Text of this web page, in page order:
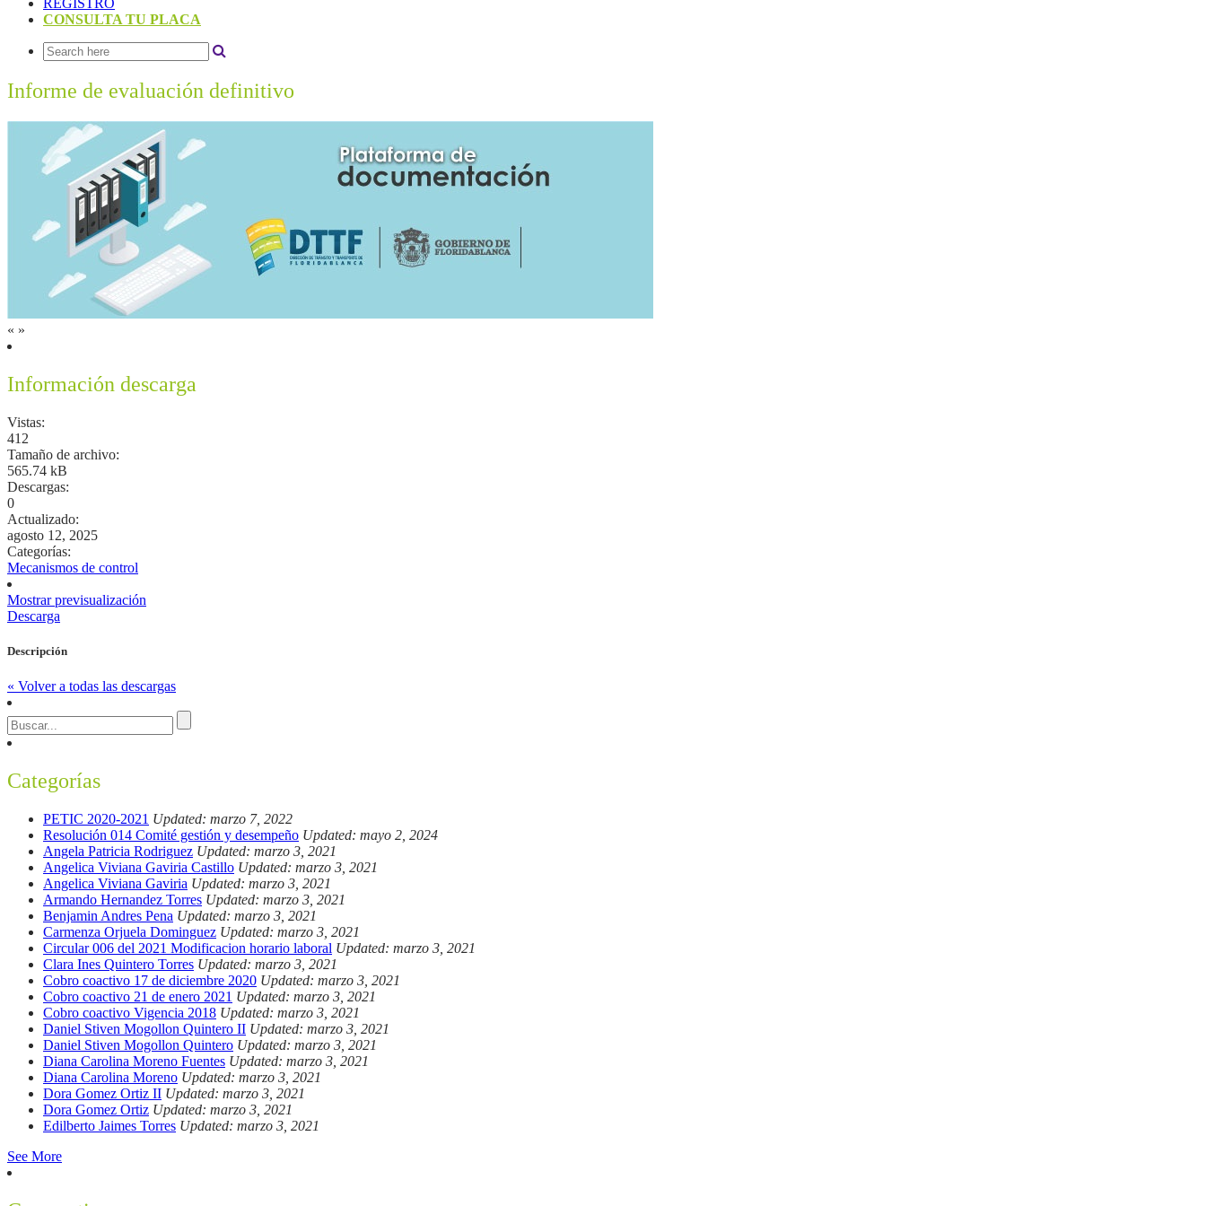
REGISTRO
CONSULTA TU PLACA
Informe de evaluación definitivo
« »
Información descarga
Vistas:
412
Tamaño de archivo:
565.74 kB
Descargas:
0
Actualizado:
agosto 12, 2025
Categorías:
Mecanismos de control
Mostrar previsualización
Descarga
Descripción
« Volver a todas las descargas
Categorías
PETIC 2020-2021 Updated: marzo 7, 2022
Resolución 014 Comité gestión y desempeño Updated: mayo 2, 2024
Angela Patricia Rodriguez Updated: marzo 3, 2021
Angelica Viviana Gaviria Castillo Updated: marzo 3, 2021
Angelica Viviana Gaviria Updated: marzo 3, 2021
Armando Hernandez Torres Updated: marzo 3, 2021
Benjamin Andres Pena Updated: marzo 3, 2021
Carmenza Orjuela Dominguez Updated: marzo 3, 2021
Circular 006 del 2021 Modificacion horario laboral Updated: marzo 3, 2021
Clara Ines Quintero Torres Updated: marzo 3, 2021
Cobro coactivo 17 de diciembre 2020 Updated: marzo 3, 2021
Cobro coactivo 21 de enero 2021 Updated: marzo 3, 2021
Cobro coactivo Vigencia 2018 Updated: marzo 3, 2021
Daniel Stiven Mogollon Quintero II Updated: marzo 3, 2021
Daniel Stiven Mogollon Quintero Updated: marzo 3, 2021
Diana Carolina Moreno Fuentes Updated: marzo 3, 2021
Diana Carolina Moreno Updated: marzo 3, 2021
Dora Gomez Ortiz II Updated: marzo 3, 2021
Dora Gomez Ortiz Updated: marzo 3, 2021
Edilberto Jaimes Torres Updated: marzo 3, 2021
See More